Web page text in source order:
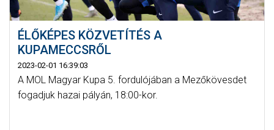
ÉLŐKÉPES KÖZVETÍTÉS A
KUPAMECCSRŐL
2023-02-01 16:39:03
A MOL Magyar Kupa 5. fordulójában a Mezőkövesdet
fogadjuk hazai pályán, 18:00-kor.